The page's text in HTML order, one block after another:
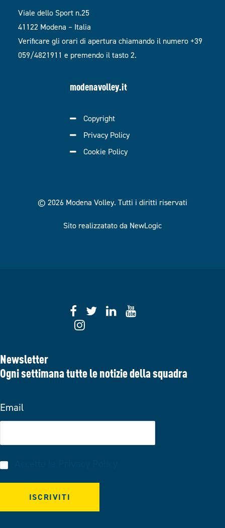
Viale dello Sport n.25
41122 Modena – Italia
Verificare gli orari di apertura chiamando il numero +39
059/4821911 e premendo il tasto 2.
modenavolley.it
Copyright
Privacy Policy
Cookie Policy
© 2026 Modena Volley. Tutti i diritti riservati
Sito realizzatato da NewLogic
Newsletter
Ogni settimana tutte le notizie della squadra
Email